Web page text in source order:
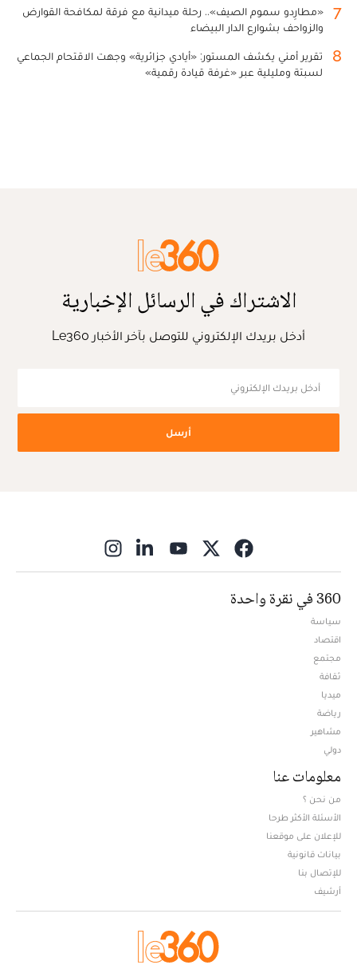
7
«مطارِدو سموم الصيف».. رحلة ميدانية مع فرقة لمكافحة القوارض
والزواحف بشوارع الدار البيضاء
8
تقرير أمني يكشف المستور: «أيادي جزائرية» وجهت الاقتحام الجماعي
لسبتة ومليلية عبر «غرفة قيادة رقمية»
الاشتراك في الرسائل الإخبارية
أدخل بريدك الإلكتروني للتوصل بآخر الأخبار Le360
أرسل
360 في نقرة واحدة
سياسة
اقتصاد
مجتمع
ثقافة
ميديا
رياضة
مشاهير
دولي
معلومات عنا
من نحن ؟
الأسئلة الأكثر طرحا
للإعلان على موقعنا
بيانات قانونية
للإتصال بنا
أرشيف